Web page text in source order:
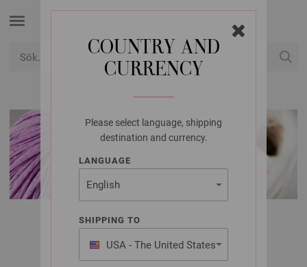
COUNTRY AND
CURRENCY
Please select language, shipping
destination and currency.
LANGUAGE
SHIPPING TO
USA - The United States
of America
LANA GROSSA
ULL & GARN